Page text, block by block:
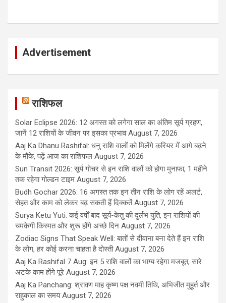
Advertisement
राशिफल
Solar Eclipse 2026: 12 अगस्त को लगेगा साल का अंतिम सूर्य ग्रहण,
जानें 12 राशियों के जीवन पर इसका प्रभाव August 7, 2026
Aaj Ka Dhanu Rashifal: धनु राशि वालों को मिलेंगे करियर में आगे बढ़ने
के मौके, पढ़ें आज का राशिफल August 7, 2026
Sun Transit 2026: सूर्य गोचर से इन राशि वालों को होगा मुनाफा, 1 महीने
तक रहेगा गोल्डन टाइम August 7, 2026
Budh Gochar 2026: 16 अगस्त तक इन तीन राशि के लोग रहें अलर्ट,
सेहत और काम को लेकर बढ़ सकती हैं दिक्कतें August 7, 2026
Surya Ketu Yuti: कई वर्षों बाद सूर्य-केतु की दुर्लभ युति, इन राशियों की
चमकेगी किस्मत और शुरू होंगे अच्छे दिन August 7, 2026
Zodiac Signs That Speak Well: बातों से दीवाना बना देते हैं इन राशि
के लोग, हर कोई करना चाहता है दोस्ती August 7, 2026
Aaj Ka Rashifal 7 Aug: इन 5 राशि वालों का भाग्य रहेगा मजबूत, सारे
अटके काम होंगे पूरे August 7, 2026
Aaj Ka Panchang: श्रावण माह कृष्ण पक्ष नवमी तिथि, अभिजीत मुहूर्त और
राहुकाल का समय August 7, 2026